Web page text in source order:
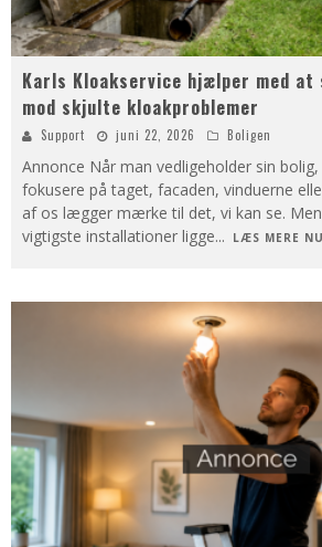
Karls Kloakservice hjælper med at
mod skjulte kloakproblemer
Support juni 22, 2026 Boligen
Annonce Når man vedligeholder sin
fokusere på taget, facaden, vinduerne
af os lægger mærke til det, vi kan se.
vigtigste installationer ligge... LÆS MERE